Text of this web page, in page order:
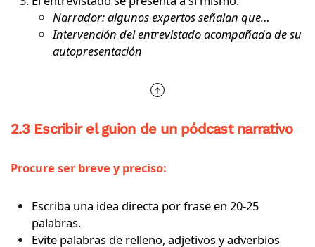
Narrador: algunos expertos señalan que…
Intervención del entrevistado acompañada de su
autopresentación
2.3 Escribir el guion de un pódcast narrativo
Procure ser breve y preciso:
Escriba una idea directa por frase en 20-25
palabras.
Evite palabras de relleno, adjetivos y adverbios